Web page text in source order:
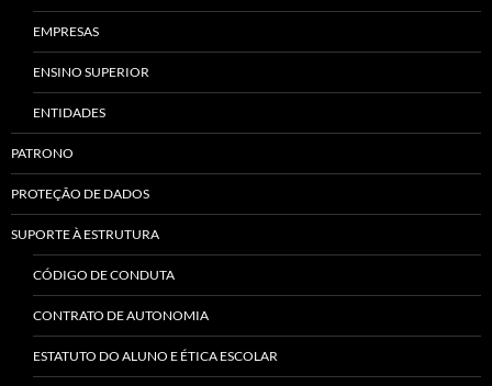
EMPRESAS
ENSINO SUPERIOR
ENTIDADES
PATRONO
PROTEÇÃO DE DADOS
SUPORTE À ESTRUTURA
CÓDIGO DE CONDUTA
CONTRATO DE AUTONOMIA
ESTATUTO DO ALUNO E ÉTICA ESCOLAR